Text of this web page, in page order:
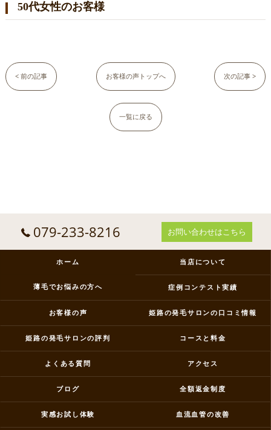
50代女性のお客様
< 前の記事 お客様の声トップへ 次の記事 >
一覧に戻る
079-233-8216 お問い合わせはこちら
ホーム 当店について
薄毛でお悩みの方へ 症例コンテスト実績
お客様の声 姫路の発毛サロンの口コミ情報
姫路の発毛サロンの評判 コースと料金
よくある質問 アクセス
ブログ 全額返金制度
実感お試し体験 血流血管の改善